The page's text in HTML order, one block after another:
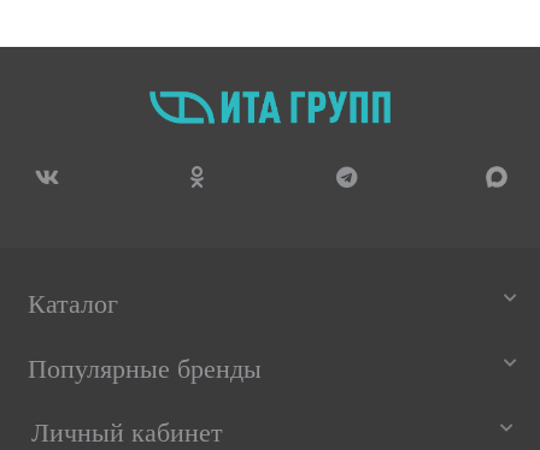
Каталог
Популярные бренды
Личный кабинет